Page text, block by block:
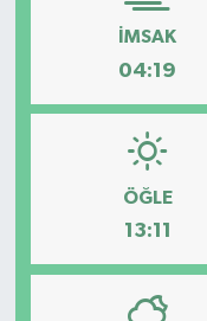
İMSAK
04:19
ÖĞLE
13:11